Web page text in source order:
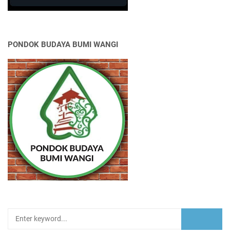
PONDOK BUDAYA BUMI WANGI